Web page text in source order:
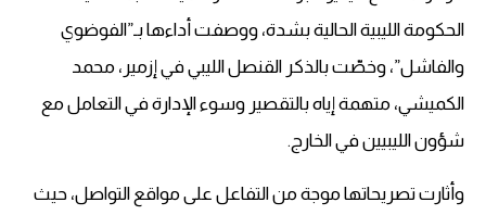
الحكومة الليبية الحالية بشدة، ووصفت أداءها بـ”الفوضوي
والفاشل”، وخصّت بالذكر القنصل الليبي في إزمير، محمد
الكميشي، متهمة إياه بالتقصير وسوء الإدارة في التعامل مع
شؤون الليبيين في الخارج.
وأثارت تصريحاتها موجة من التفاعل على مواقع التواصل، حيث